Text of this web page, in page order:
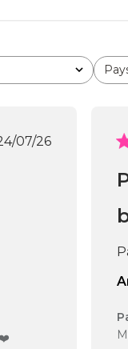
Tous
Date
07/26